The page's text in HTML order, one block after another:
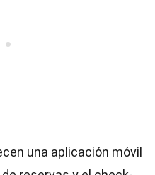
una aplicación móvil